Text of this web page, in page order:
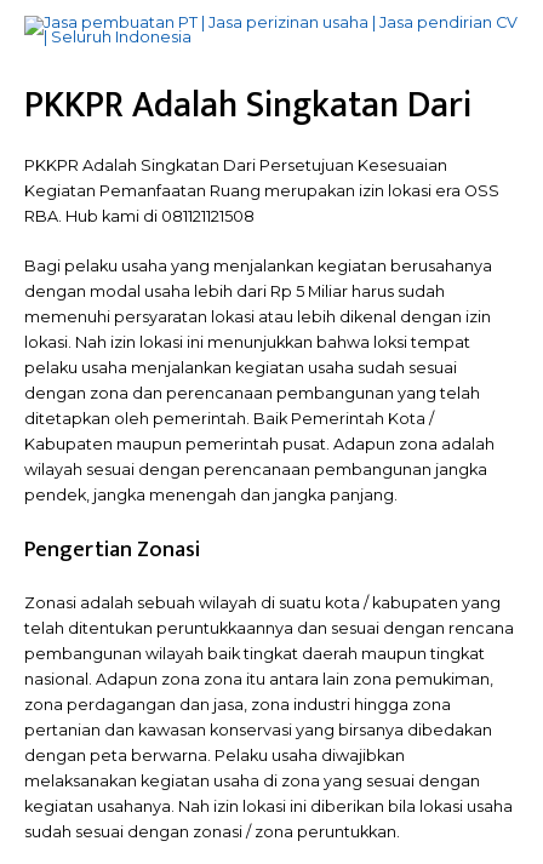
PKKPR Adalah Singkatan Dari
PKKPR Adalah Singkatan Dari Persetujuan Kesesuaian
Kegiatan Pemanfaatan Ruang merupakan izin lokasi era OSS
RBA. Hub kami di 081121121508
Bagi pelaku usaha yang menjalankan kegiatan berusahanya
dengan modal usaha lebih dari Rp 5 Miliar harus sudah
memenuhi persyaratan lokasi atau lebih dikenal dengan izin
lokasi. Nah izin lokasi ini menunjukkan bahwa loksi tempat
pelaku usaha menjalankan kegiatan usaha sudah sesuai
dengan zona dan perencanaan pembangunan yang telah
ditetapkan oleh pemerintah. Baik Pemerintah Kota /
Kabupaten maupun pemerintah pusat. Adapun zona adalah
wilayah sesuai dengan perencanaan pembangunan jangka
pendek, jangka menengah dan jangka panjang.
Pengertian Zonasi
Zonasi adalah sebuah wilayah di suatu kota / kabupaten yang
telah ditentukan peruntukkaannya dan sesuai dengan rencana
pembangunan wilayah baik tingkat daerah maupun tingkat
nasional. Adapun zona zona itu antara lain zona pemukiman,
zona perdagangan dan jasa, zona industri hingga zona
pertanian dan kawasan konservasi yang birsanya dibedakan
dengan peta berwarna. Pelaku usaha diwajibkan
melaksanakan kegiatan usaha di zona yang sesuai dengan
kegiatan usahanya. Nah izin lokasi ini diberikan bila lokasi usaha
sudah sesuai dengan zonasi / zona peruntukkan.